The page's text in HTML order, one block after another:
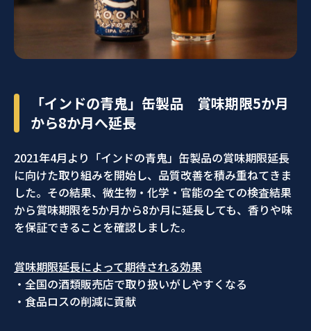
「インドの青鬼」缶製品 賞味期限5か月
から8か月へ延長
2021年4月より「インドの青鬼」缶製品の賞味期限延長
に向けた取り組みを開始し、品質改善を積み重ねてきま
した。その結果、微生物・化学・官能の全ての検査結果
から賞味期限を5か月から8か月に延長しても、香りや味
を保証できることを確認しました。
賞味期限延長によって期待される効果
・全国の酒類販売店で取り扱いがしやすくなる
・食品ロスの削減に貢献